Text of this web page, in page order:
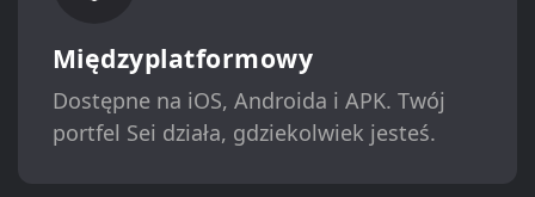
Międzyplatformowy
Dostępne na iOS, Androida i APK. Twój
portfel Sei działa, gdziekolwiek jesteś.